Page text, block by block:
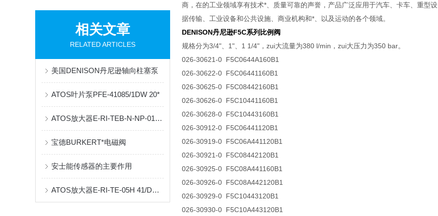
相关文章
RELATED ARTICLES
美国DENISON丹尼逊轴向柱塞泵
ATOS叶片泵PFE-41085/1DW 20*
ATOS放大器E-RI-TEB-N-NP-01H杭州现货
宝德BURKERT*电磁阀
安士能传感器的主要作用
ATOS放大器E-RI-TE-05H 41/DH07SA
商，在的工业领域享有技术*、质量可靠的声誉，产品广泛应用于汽车、卡车、重型
据传输、工业设备和公共设施、商业机构和*、以及运动的各个领域。
DENISON丹尼逊F5C系列比例阀
规格分为3/4"、1"、1 1/4"，zui大流量为380 l/min，zui大压力为350 bar。
026-30621-0 F5C0644A160B1
026-30622-0 F5C06441160B1
026-30625-0 F5C08442160B1
026-30626-0 F5C10441160B1
026-30628-0 F5C10443160B1
026-30912-0 F5C06441120B1
026-30919-0 F5C06A441120B1
026-30921-0 F5C08442120B1
026-30925-0 F5C08A441160B1
026-30926-0 F5C08A442120B1
026-30929-0 F5C10443120B1
026-30930-0 F5C10A443120B1